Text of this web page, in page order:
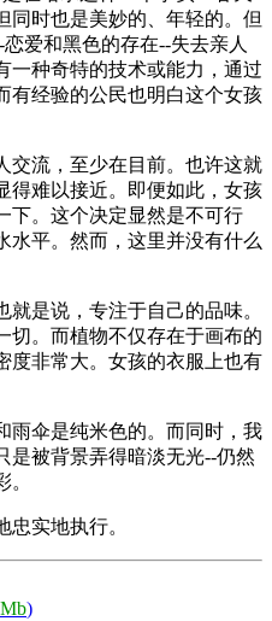
同时也是美妙的、年轻的。但
爱和黑色的存在--失去亲人
一种奇特的技术或能力，通过
有经验的公民也明白这个女孩
交流，至少在目前。也许这就
得难以接近。即便如此，女孩
下。这个决定显然是不可行
水平。然而，这里并没有什么
是说，专注于自己的品味。
切。而植物不仅存在于画布的
度非常大。女孩的衣服上也有
雨伞是纯米色的。而同时，我
是被背景弄得暗淡无光--仍然
实地执行。
)